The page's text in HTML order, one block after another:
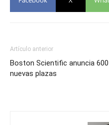
Artículo anterior
Boston Scientific anuncia 600
nuevas plazas